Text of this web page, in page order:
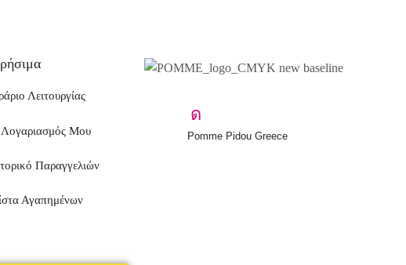
Λειτουργίας
Μου
Παραγγελιών
Αγαπημένων
Pomme Pidou Greece